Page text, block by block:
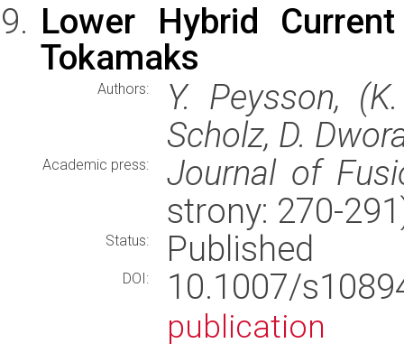
Lower Hybrid
Tokamaks
Authors:
Y. Peysson,
Scholz, D.
Academic press:
Journal of
strony: 270-
Status: Published
DOI: 10.1007/
publication